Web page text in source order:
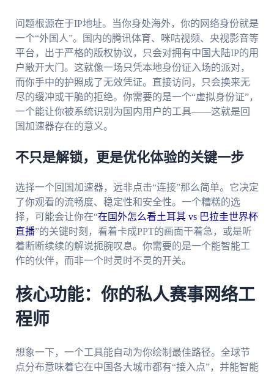
问题根源在于IP地址。当你身处海外，你的网络身份就是
一个“外国人”。国内的腾讯体育、咪咕视频、央视影音等
平台，出于严格的版权协议，只会对拥有中国大陆IP的用
户敞开大门。这就像一场只凭本地身份证入场的派对，
而你手中的护照成了无效凭证。直接访问，只会换来无
尽的缓冲或干脆的拒绝。你需要的是一个“虚拟身份证”，
一个能让你被系统识别为国内用户的工具——这就是回
国加速器存在的意义。
不只是解锁，更是优化体验的关键一步
选择一个回国加速器，远非点击“连接”那么简单。它决定
了你观看的流畅度、稳定性和安全性。一个糟糕的选
择，可能会让你在“在国外怎么看土耳其 vs 巴拉圭世界杯
直播”的关键时刻，看着卡成PPT的画面干着急，或是听
着断断续续的解说扼腕叹息。你需要的是一个能智能工
作的伙伴，而非一个时灵时不灵的开关。
核心功能：你的私人赛事网络工
程师
想象一下，一个工具能自动为你绘制最佳路径。全球节
点分布意味着它在中国各大城市都有“接入点”，并能智能